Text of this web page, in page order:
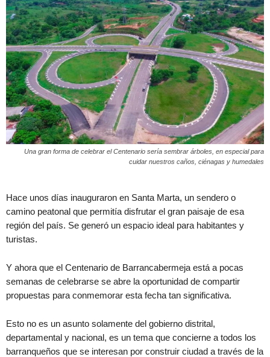
Una gran forma de celebrar el Centenario sería sembrar árboles, en especial para
cuidar nuestros caños, ciénagas y humedales
Hace unos días inauguraron en Santa Marta, un sendero o
camino peatonal que permitía disfrutar el gran paisaje de esa
región del país. Se generó un espacio ideal para habitantes y
turistas.
Y ahora que el Centenario de Barrancabermeja está a pocas
semanas de celebrarse se abre la oportunidad de compartir
propuestas para conmemorar esta fecha tan significativa.
Esto no es un asunto solamente del gobierno distrital,
departamental y nacional, es un tema que concierne a todos los
barranqueños que se interesan por construir ciudad a través de la